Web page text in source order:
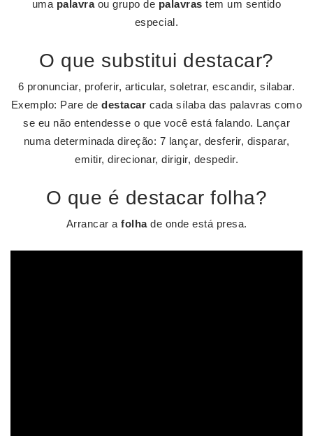
uma palavraou grupo de palavras tem um sentido
especial.
O que substitui destacar?
6 pronunciar, proferir, articular, soletrar, escandir, silabar.
Exemplo: Pare dedestacar cada sílaba das palavras como
se eu não entendesse o que você está falando. Lançar
numa determinada direção: 7 lançar, desferir, disparar,
emitir, direcionar, dirigir, despedir.
O que é destacar folha?
Arrancar a folhade onde está presa.